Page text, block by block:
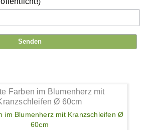
im Blumenherz mit Kranzschleifen Ø
60cm